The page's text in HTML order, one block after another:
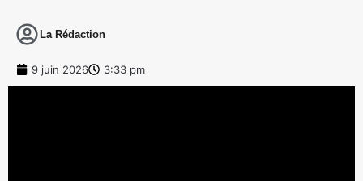
La Rédaction
9 juin 2026 3:33 pm